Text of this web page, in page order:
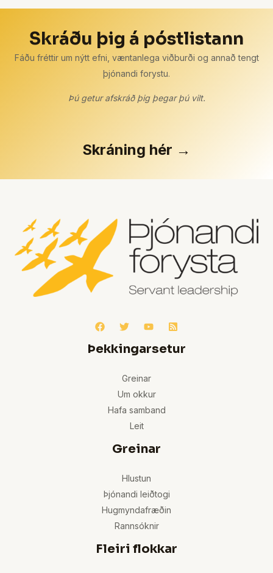
Skráðu þig á póstlistann
Fáðu fréttir um nýtt efni, væntanlega viðburði og annað tengt
þjónandi forystu.
Þú getur afskráð þig þegar þú vilt.
Skráning hér →
Þekkingarsetur
Greinar
Um okkur
Hafa samband
Leit
Greinar
Hlustun
Þjónandi leiðtogi
Hugmyndafræðin
Rannsóknir
Fleiri flokkar